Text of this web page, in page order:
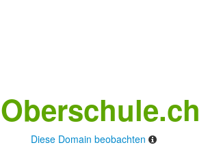
Diese Domain beobachten